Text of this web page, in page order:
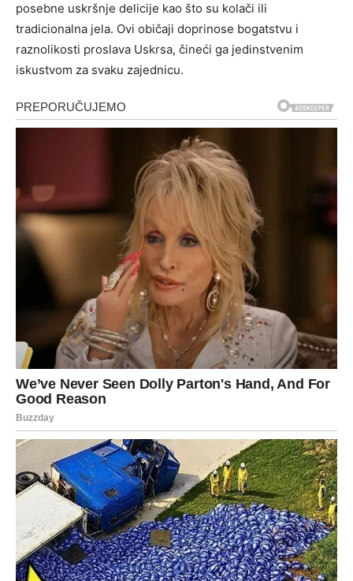
posebne uskršnje delicije kao što su kolači ili
tradicionalna jela. Ovi običaji doprinose bogatstvu i
raznolikosti proslava Uskrsa, čineći ga jedinstvenim
iskustvom za svaku zajednicu.